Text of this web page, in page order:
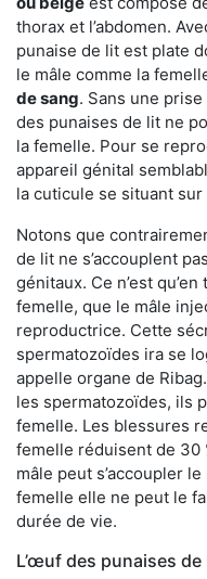
thorax et l’abdomen.
punaise de lit est plate
le mâle comme la
de sang. Sans une
des punaises de lit ne
la femelle. Pour se
appareil génital
la cuticule se situant sur
Notons que
de lit ne s’accouplent
génitaux. Ce n’est
femelle, que le mâle
reproductrice. Cette
spermatozoïdes ira se
appelle organe de
les spermatozoïdes, ils
femelle. Les blessures
femelle réduisent de 30
mâle peut s’accoupler
femelle elle ne peut le
durée de vie.
L’œuf des punaises de